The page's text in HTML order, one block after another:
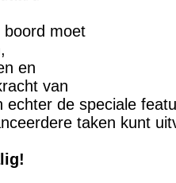
boord moet
en
van
echter de speciale
taken kunt